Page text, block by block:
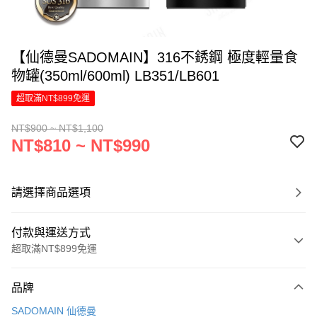
【仙德曼SADOMAIN】316不銹鋼 極度輕量食
物罐(350ml/600ml) LB351/LB601
超取滿NT$899免運
NT$900 ~ NT$1,100
NT$810 ~ NT$990
請選擇商品選項
付款與運送方式
超取滿NT$899免運
信用卡一次付款
品牌
SADOMAIN 仙德曼